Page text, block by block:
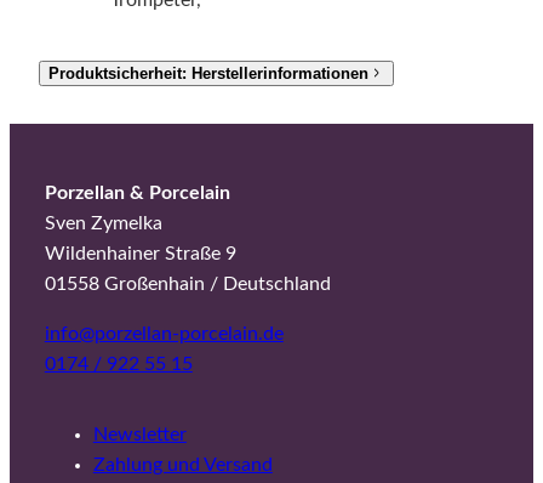
Produktsicherheit: Herstellerinformationen
Porzellan & Porcelain
Sven Zymelka
Wildenhainer Straße 9
01558 Großenhain / Deutschland
info@porzellan-porcelain.de
0174 / 922 55 15
Newsletter
Zahlung und Versand